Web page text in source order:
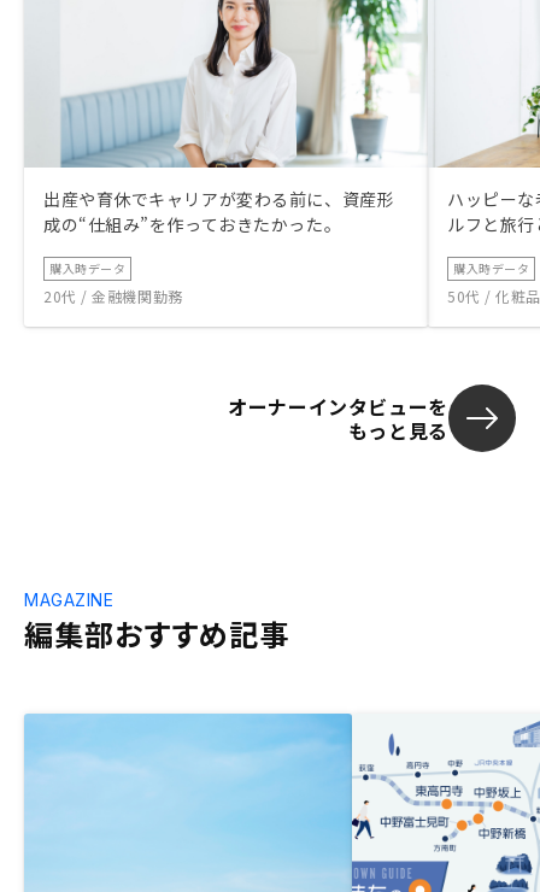
出産や育休でキャリアが変わる前に、資産形
成の“仕組み”を作っておきたかった。
購入時データ
20代 / 金融機関勤務
ハッピー
ルフと旅
購入時データ
50代 / 化粧
オーナーインタビューを
もっと見る
編集部おすすめ記事
MAGAZINE